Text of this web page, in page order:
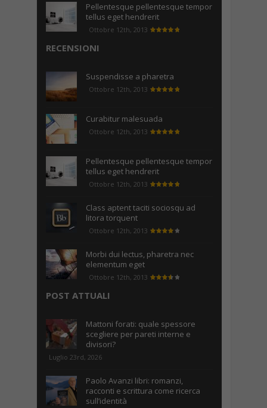
Pellentesque pellentesque tempor
tellus eget hendrerit
Ottobre 12th, 2013
RECENSIONI
Suspendisse a pharetra
Ottobre 12th, 2013
Curabitur malesuada
Ottobre 12th, 2013
Pellentesque pellentesque tempor
tellus eget hendrerit
Ottobre 12th, 2013
Class aptent taciti sociosqu ad
litora torquent
Ottobre 12th, 2013
Morbi dui lectus, pharetra nec
elementum eget
Ottobre 12th, 2013
POST ATTUALI
Mattoni forati: quale spessore
scegliere per pareti interne e
divisori?
Luglio 23rd, 2026
Paolo Avanzi libri: romanzi,
racconti e scrittura come ricerca
sull’identità